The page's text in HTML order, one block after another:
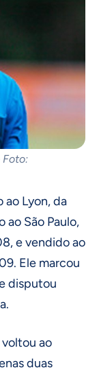
Foto:
ao Lyon, da
ao São Paulo,
e vendido ao
Ele marcou
disputou
voltou ao
duas